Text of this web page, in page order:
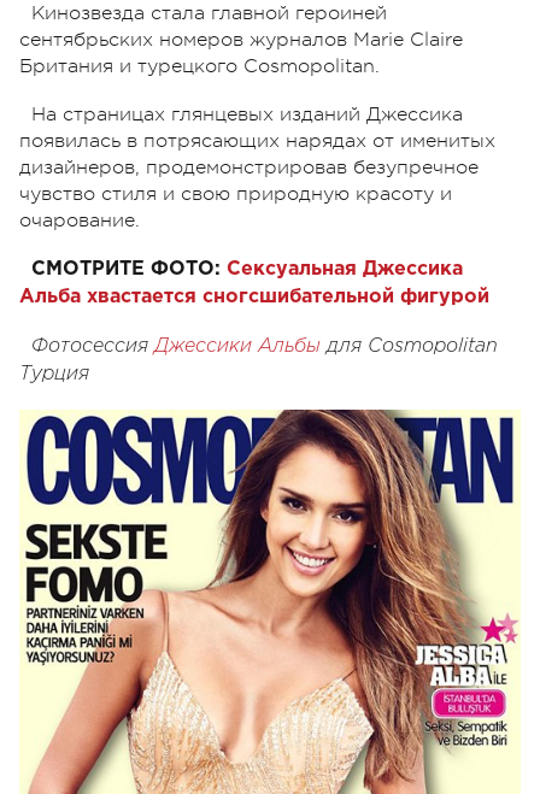
Кинозвезда стала главной героиней
сентябрьских номеров журналов Marie Claire
Британия и турецкого Cosmopolitan.
На страницах глянцевых изданий Джессика
появилась в потрясающих нарядах от именитых
дизайнеров, продемонстрировав безупречное
чувство стиля и свою природную красоту и
очарование.
СМОТРИТЕ ФОТО: Сексуальная Джессика
Альба хвастается сногсшибательной фигурой
Фотосессия Джессики Альбы для Cosmopolitan
Турция